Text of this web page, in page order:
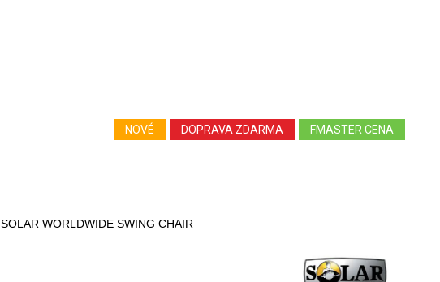
FMASTER CENA
DOPRAVA ZDARMA
NOVÉ
SOLAR WORLDWIDE SWING CHAIR